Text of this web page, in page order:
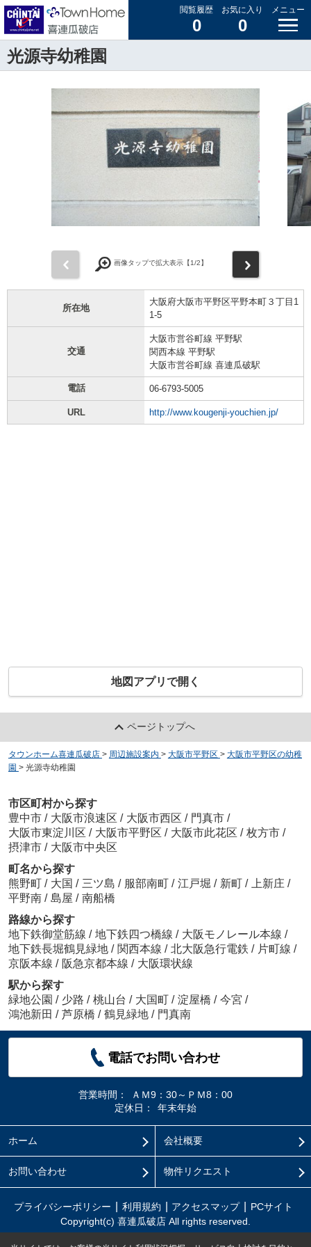
閲覧履歴
0
お気に入り
0
メニュー
光源寺幼稚園
画像タップで拡大表示【1/2】
所在地
大阪府大阪市平野区平野本町３丁目1
1-5
交通
大阪市営谷町線 平野駅
関西本線 平野駅
大阪市営谷町線 喜連瓜破駅
電話 06-6793-5005
URL http://www.kougenji-youchien.jp/
地図アプリで開く
ページトップへ
タウンホーム喜連瓜破店 > 周辺施設案内 > 大阪市平野区 > 大阪市平野区の幼稚
園 > 光源寺幼稚園
市区町村から探す
豊中市 / 大阪市浪速区 / 大阪市西区 / 門真市 /
大阪市東淀川区 / 大阪市平野区 / 大阪市此花区 / 枚方市 /
摂津市 / 大阪市中央区
町名から探す
熊野町 / 大国 / 三ツ島 / 服部南町 / 江戸堀 / 新町 / 上新庄 /
平野南 / 島屋 / 南船橋
路線から探す
地下鉄御堂筋線 / 地下鉄四つ橋線 / 大阪モノレール本線 /
地下鉄長堀鶴見緑地 / 関西本線 / 北大阪急行電鉄 / 片町線 /
京阪本線 / 阪急京都本線 / 大阪環状線
駅から探す
緑地公園 / 少路 / 桃山台 / 大国町 / 淀屋橋 / 今宮 /
鴻池新田 / 芦原橋 / 鶴見緑地 / 門真南
電話でお問い合わせ
営業時間：
ＡＭ9：30～ＰＭ8：00
定休日：
年末年始
ホーム 会社概要
お問い合わせ 物件リクエスト
プライバシーポリシー 利用規約 アクセスマップ
PCサイト
Copyright(c) 喜連瓜破店 All rights reserved.